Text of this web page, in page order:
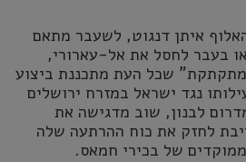
איתן דנגוט, לשעבר מתאם
בעבר לחסל את אל-עארורי,
שכל העת מתכננת ביצוע
נגד ישראל במזרח ירושלים
לבנון, שוב מדגישה את
לחזק את כוח ההרתעה שלה
של בכירי חמאס.